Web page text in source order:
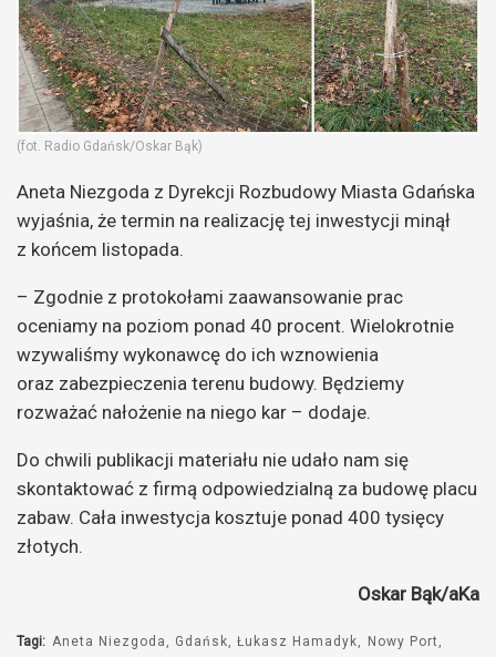
(fot. Radio Gdańsk/Oskar Bąk)
Aneta Niezgoda z Dyrekcji Rozbudowy Miasta Gdańska
wyjaśnia, że termin na realizację tej inwestycji minął
z końcem listopada.
– Zgodnie z protokołami zaawansowanie prac
oceniamy na poziom ponad 40 procent. Wielokrotnie
wzywaliśmy wykonawcę do ich wznowienia
oraz zabezpieczenia terenu budowy. Będziemy
rozważać nałożenie na niego kar – dodaje.
Do chwili publikacji materiału nie udało nam się
skontaktować z firmą odpowiedzialną za budowę placu
zabaw. Cała inwestycja kosztuje ponad 400 tysięcy
złotych.
Oskar Bąk/aKa
Tagi: Aneta Niezgoda Gdańsk Łukasz Hamadyk
Nowy Port